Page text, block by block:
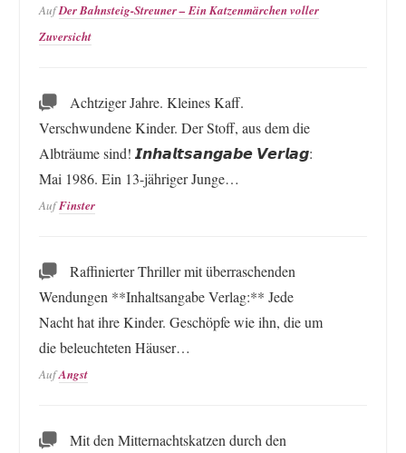
AufDer Bahnsteig-Streuner – Ein Katzenmärchen voller
Zuversicht
Achtziger Jahre. Kleines Kaff.
Verschwundene Kinder. Der Stoff, aus dem die
Albträume sind! 𝙄𝙣𝙝𝙖𝙡𝙩𝙨𝙖𝙣𝙜𝙖𝙗𝙚 𝙑𝙚𝙧𝙡𝙖𝙜:
Mai 1986. Ein 13-jähriger Junge…
AufFinster
Raffinierter Thriller mit überraschenden
Wendungen **Inhaltsangabe Verlag:** Jede
Nacht hat ihre Kinder. Geschöpfe wie ihn, die um
die beleuchteten Häuser…
AufAngst
Mit den Mitternachtskatzen durch den